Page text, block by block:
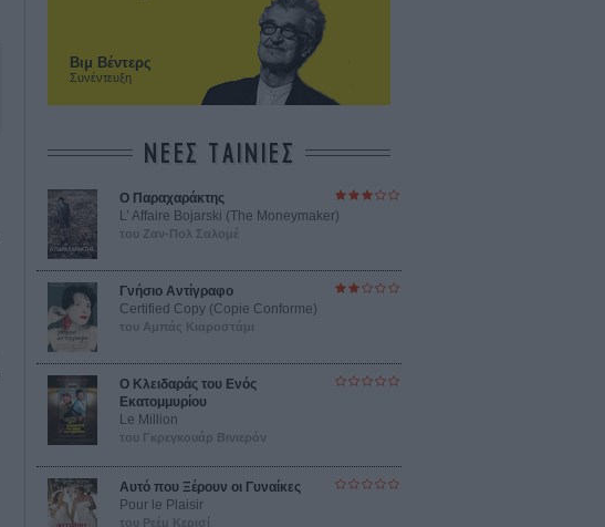
Βιμ Βέντερς
Συνέντευξη
ΝΕΕΣ ΤΑΙΝΙΕΣ
Ο Παραχαράκτης
L’ Affaire Bojarski (The Moneymaker)
του Ζαν-Πολ Σαλομέ
Γνήσιο Αντίγραφο
Certified Copy (Copie Conforme)
του Αμπάς Κιαροστάμι
Ο Κλειδαράς του Ενός
Εκατομμυρίου
Le Million
του Γκρεγκουάρ Βινιερόν
Αυτό που Ξέρουν οι Γυναίκες
Pour le Plaisir
του Ρεέμ Κερισί